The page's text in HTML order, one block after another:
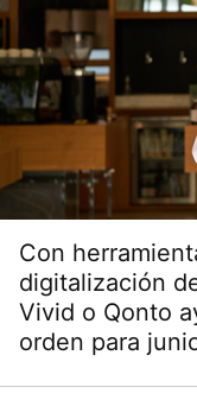
Con
digitalización
Vivid o Qonto
orden para